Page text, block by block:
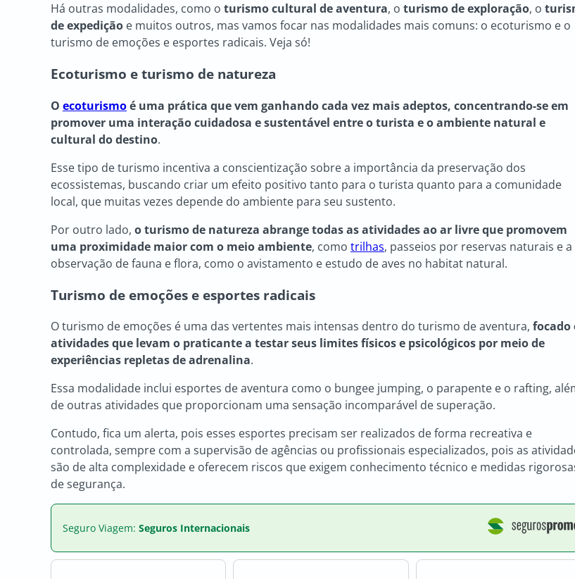
Há outras modalidades, como o turismo cultural de aventura, o turismo de exploração, o
de expedição e muitos outros, mas vamos focar nas modalidades mais comuns: o ecoturismo e o
turismo de emoções e esportes radicais. Veja só!
Ecoturismo e turismo de natureza
O ecoturismoé uma prática que vem ganhando cada vez mais adeptos, concentrando-se em
promover uma interação cuidadosa e sustentável entre o turista e o ambiente natural e
cultural do destino.
Esse tipo de turismo incentiva a conscientização sobre a importância da preservação dos
ecossistemas, buscando criar um efeito positivo tanto para o turista quanto para a comunidade
local, que muitas vezes depende do ambiente para seu sustento.
Por outro lado, o turismo de natureza abrange todas as atividades ao ar livre que promovem
uma proximidade maior com o meio ambiente, como trilhas, passeios por reservas naturais e a
observação de fauna e flora, como o avistamento e estudo de aves no habitat natural.
Turismo de emoções e esportes radicais
O turismo de emoções é uma das vertentes mais intensas dentro do turismo de aventura, focado
atividades que levam o praticante a testar seus limites físicos e psicológicos por meio de
experiências repletas de adrenalina.
Essa modalidade inclui esportes de aventura como o bungee jumping, o parapente e o rafting,
de outras atividades que proporcionam uma sensação incomparável de superação.
Contudo, fica um alerta, pois esses esportes precisam ser realizados de forma recreativa e
controlada, sempre com a supervisão de agências ou profissionais especializados, pois as
são de alta complexidade e oferecem riscos que exigem conhecimento técnico e medidas
de segurança.
Seguro Viagem: Seguros Internacionais